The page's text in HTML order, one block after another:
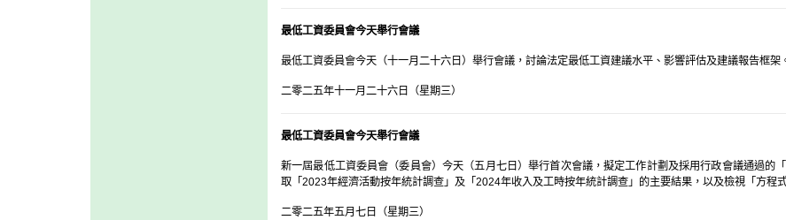
最低工資委員會今天舉行會議
最低工資委員會今天（十一月二十六日）舉行會議，討論法定最低工資建議水平、影響評估及建議報告框架
二零二五年十一月二十六日（星期三）
最低工資委員會今天舉行會議
新一屆最低工資委員會（委員會）今天（五月七日）舉行首次會議，擬定工作計劃及採用行政會議通過的
取「2023年經濟活動按年統計調查」及「2024年收入及工時按年統計調查」的主要結果，以及檢視「方程
二零二五年五月七日（星期三）